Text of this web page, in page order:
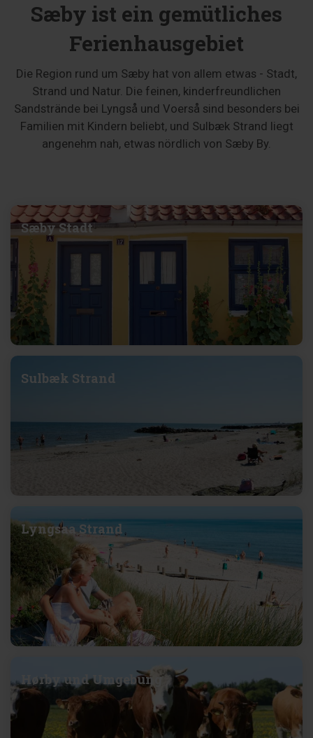
Sæby ist ein gemütliches
Ferienhausgebiet
Die Region rund um Sæby hat von allem etwas - Stadt,
Strand und Natur. Die feinen, kinderfreundlichen
Sandstrände bei Lyngså und Voerså sind besonders bei
Familien mit Kindern beliebt, und Sulbæk Strand liegt
angenehm nah, etwas nördlich von Sæby By.
Sæby Stadt
Sulbæk Strand
Lyngsaa Strand
Hørby und Umgebung